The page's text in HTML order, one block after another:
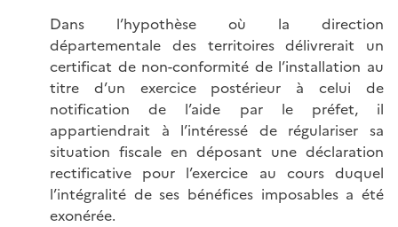
Dans l’hypothèse où la direction
départementale des territoires délivrerait un
certificat de non-conformité de l’installation au
titre d’un exercice postérieur à celui de
notification de l’aide par le préfet, il
appartiendrait à l’intéressé de régulariser sa
situation fiscale en déposant une déclaration
rectificative pour l’exercice au cours duquel
l’intégralité de ses bénéfices imposables a été
exonérée.